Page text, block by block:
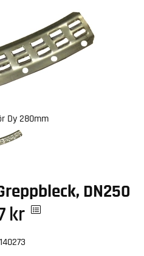
Dy 280mm
DN250
kr